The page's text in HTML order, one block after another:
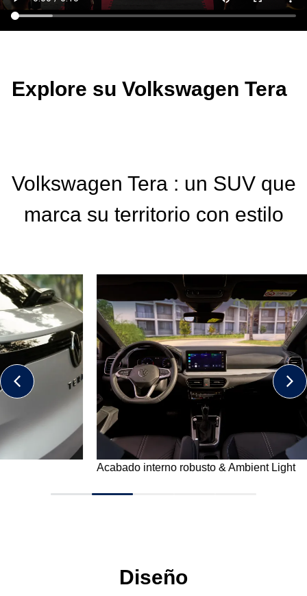
Explore su Volkswagen Tera
Volkswagen Tera: un SUV que
marca su territorio con estilo
Acabado interno robusto & Ambient Light
Diseño